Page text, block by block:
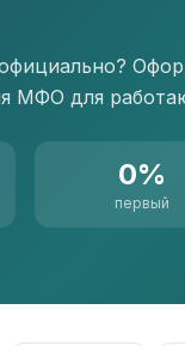
МФО для
0%
первый